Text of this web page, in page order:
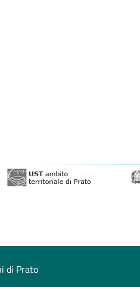
di Prato